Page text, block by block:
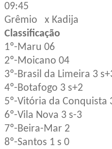
09:45
Grêmio x Kadija
Classificação
1º-Maru 06
2º-Moicano 04
3º-Brasil da Limeira 3
4º-Botafogo 3 s+2
5º-Vitória da Conquista
6º-Vila Nova 3 s-3
7º-Beira-Mar 2
8º-Santos 1 s 0